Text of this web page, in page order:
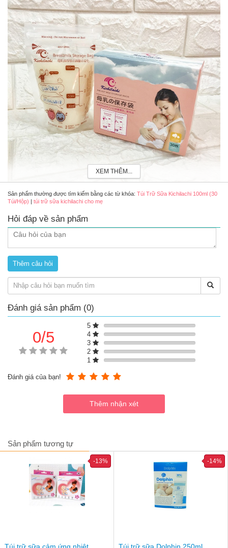
Túi trữ sữa Kichilachi 100ml (30 túi/hộp)
Ưu điểm của túi trữ sữa Kichilachi 100ml (30 túi/hộp)
An toàn khi bảo quản trong tủ lạnh hoặc tủ đông.
Không chứa BPA hay các chất độc hại không tốt cho sức
khoẻ của bạn.
Mởtúi trữ sữabằng cách xé mép rồi tách miệng túi ra, cho
sữa vào và ép dẹp túi cho tới khi các không khí thừa bay hết
ra và dùng ngón tay vuốt nhẹ để khoá zipper.
Dùng bút ghi ngày bắt đầu trữ sữa lên trên túi, cho túi sữa
mẹ vào ngăn đông.
Khi dùng sữa, bỏ túi trữ sữa ra ngâm trong nước ấm để rã
Cho sữa vào bình để bé bú, lắc đều sữa trước khi cho bé.
XEM THÊM...
Sản phẩm thường được tìm kiếm bằng các từ khóa: Túi Trữ Sữa Kichilachi 100ml (30
Túi/Hộp) | túi trữ sữa kichilachi cho mẹ
Hỏi đáp về sản phẩm
Đánh giá sản phẩm (0)
0/5
5
4
3
2
1
Đánh giá của bạn!
Sản phẩm tương tự
Túi trữ sữa cảm ứng nhiệt
-13%
Túi trữ sữa Dolphin 250ml
-14%